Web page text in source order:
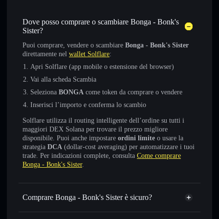
Dove posso comprare o scambiare Bonga - Bonk's
Sister?
Puoi comprare, vendere o scambiare Bonga - Bonk's Sister
direttamente nel wallet Solflare:
Apri Solflare (app mobile o estensione del browser)
Vai alla scheda Scambia
Seleziona BONGA come token da comprare o vendere
Inserisci l’importo e conferma lo scambio
Solflare utilizza il routing intelligente dell’ordine su tutti i
maggiori DEX Solana per trovare il prezzo migliore
disponibile. Puoi anche impostare ordini limite o usare la
strategia DCA (dollar-cost averaging) per automatizzare i tuoi
trade. Per indicazioni complete, consulta Come comprare
Bonga - Bonk's Sister.
Comprare Bonga - Bonk's Sister è sicuro?
Bonga - Bonk's Sister non è verificato